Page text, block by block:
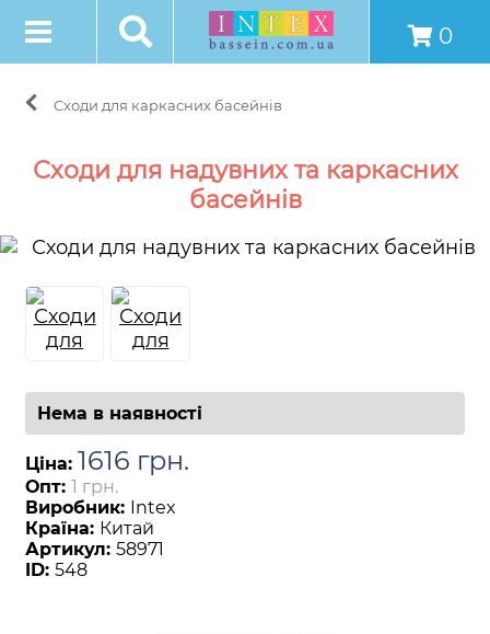
0
Сходи для каркасних басейнів
Сходи для надувних та каркасних
басейнів
Нема в наявності
Ціна: 1616 грн.
Опт: 1 грн.
Виробник: Intex
Країна: Китай
Артикул: 58971
ID: 548